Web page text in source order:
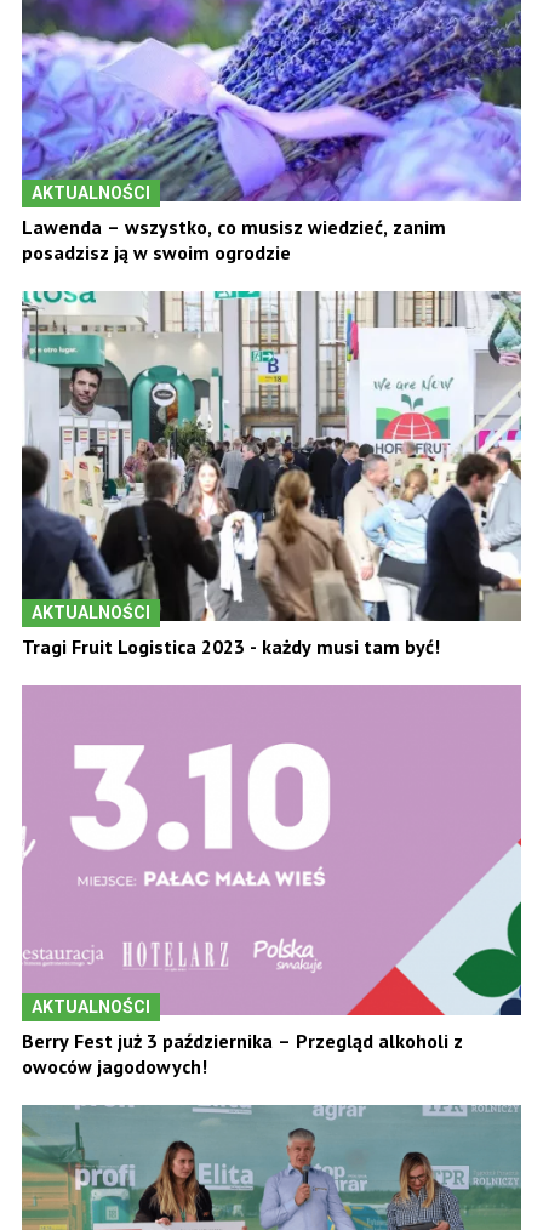
AKTUALNOŚCI
Lawenda – wszystko, co musisz wiedzieć, zanim
posadzisz ją w swoim ogrodzie
AKTUALNOŚCI
Tragi Fruit Logistica 2023 - każdy musi tam być!
AKTUALNOŚCI
Berry Fest już 3 października – Przegląd alkoholi z
owoców jagodowych!